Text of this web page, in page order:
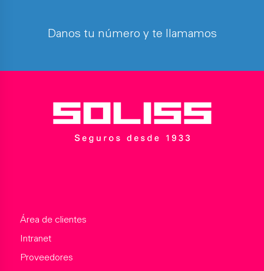
Danos tu número y te llamamos
Área de clientes
Intranet
Proveedores